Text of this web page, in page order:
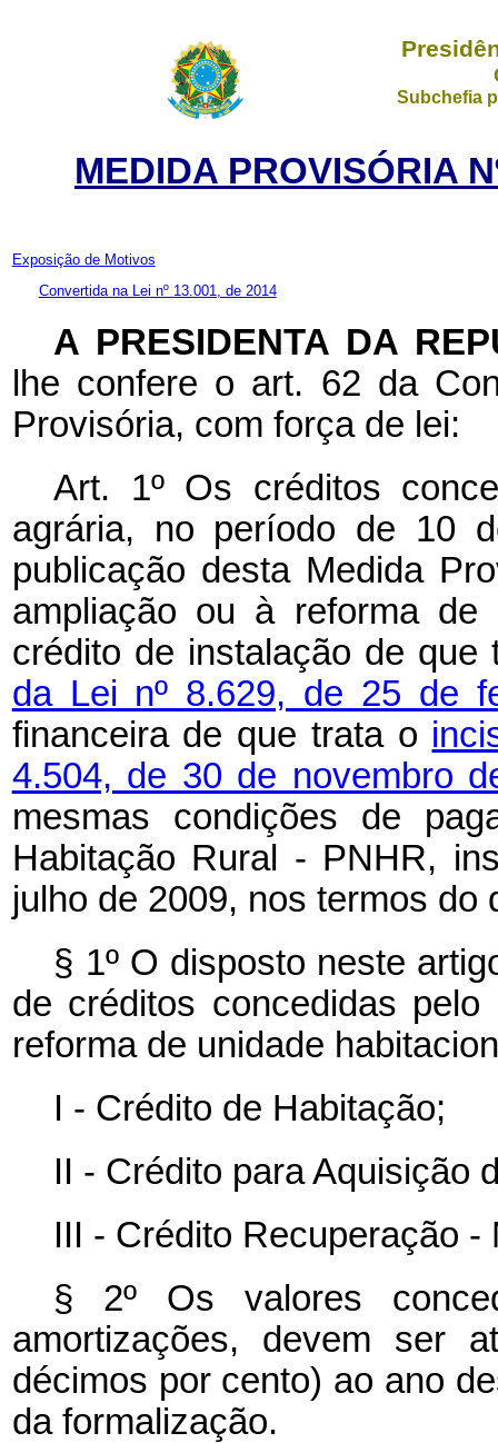
Subchefia
MEDIDA PROVISÓRIA
Exposição de Motivos
Convertida na Lei nº 13.001, de 2014
A PRESIDENTA DA
lhe confere o art. 62 da
Provisória, com força de lei:
Art. 1º Os créditos
agrária, no período de 10
publicação desta Medida
ampliação ou à reforma de
crédito de instalação de
da Lei nº 8.629, de 25 de
financeira de que trata o
4.504, de 30 de novembro
mesmas condições de
Habitação Rural - PNHR,
julho de 2009, nos termos do
§ 1º O disposto neste
de créditos concedidas
reforma de unidade
I - Crédito de Habitação;
II - Crédito para Aquisição
III - Crédito Recuperação
§ 2º Os valores
amortizações, devem ser
décimos por cento) ao ano
da formalização.